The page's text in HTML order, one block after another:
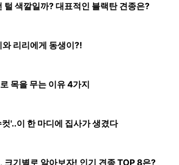
털 색깔일까? 대표적인 블랙탄 견종은?
리리에게 동생이?!
목을 무는 이유 4가지
'..이 한 마디에 집사가 생겼다
크기별로 알아보자! 인기 견종 TOP 8은?